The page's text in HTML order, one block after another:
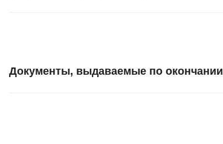
Документы, выдаваемые по окончании